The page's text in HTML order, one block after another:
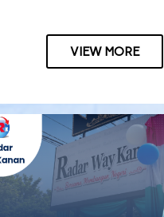
VIEW MORE